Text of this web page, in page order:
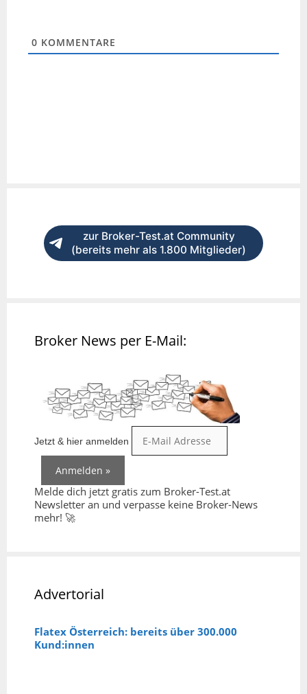
0 KOMMENTARE
zur Broker-Test.at Community
(bereits mehr als 1.800 Mitglieder)
Broker News per E-Mail:
Jetzt & hier anmelden
Melde dich jetzt gratis zum Broker-Test.at
Newsletter an und verpasse keine Broker-News
mehr! 🚀
Advertorial
Flatex Österreich: bereits über 300.000
Kund:innen